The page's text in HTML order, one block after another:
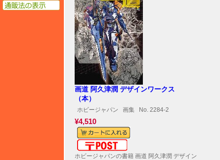
画道 阿久津潤 デザインワークス
（本）
ホビージャパン 画集 No. 2284-2
¥4,510
ホビージャパンの書籍 画道 阿久津潤 デザイン
通販法の表示